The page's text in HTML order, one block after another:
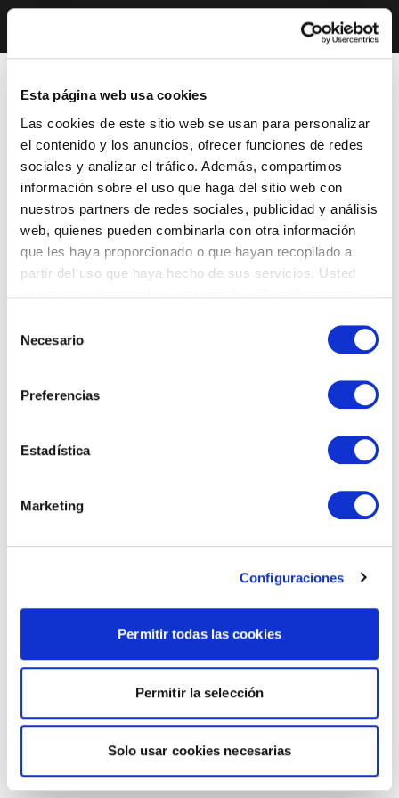
Esta página web usa cookies
Las cookies de este sitio web se usan para personalizar
el contenido y los anuncios, ofrecer funciones de redes
sociales y analizar el tráfico. Además, compartimos
información sobre el uso que haga del sitio web con
nuestros partners de redes sociales, publicidad y análisis
web, quienes pueden combinarla con otra información
que les haya proporcionado o que hayan recopilado a
partir del uso que haya hecho de sus servicios. Usted
Necesario
Preferencias
Estadística
Marketing
Configuraciones
Permitir todas las cookies
Permitir la selección
Solo usar cookies necesarias